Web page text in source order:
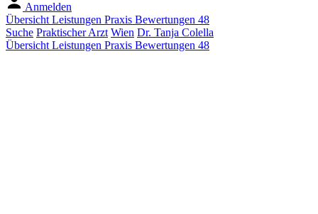
Anmelden
Übersicht Leistungen Praxis Bewertungen 48
Suche Praktischer Arzt Wien Dr. Tanja Colella
Übersicht Leistungen Praxis Bewertungen 48